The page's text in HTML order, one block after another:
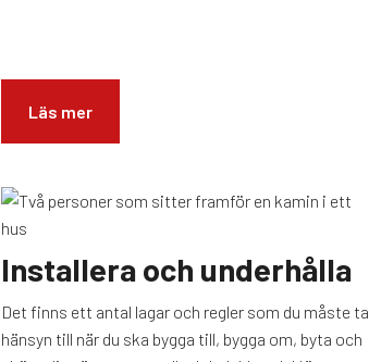
Läs mer
Installera och underhålla
Det finns ett antal lagar och regler som du måste ta
hänsyn till när du ska bygga till, bygga om, byta och